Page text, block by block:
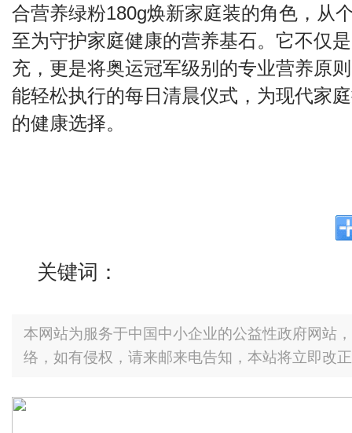
合营养绿粉180g焕新家庭装的角色，从
至为守护家庭健康的营养基石。它不仅
充，更是将奥运冠军级别的专业营养原
能轻松执行的每日清晨仪式，为现代家
的健康选择。
关键词：
本网站为服务于中国中小企业的公益性政府网站
络，如有侵权，请来邮来电告知，本站将立即改